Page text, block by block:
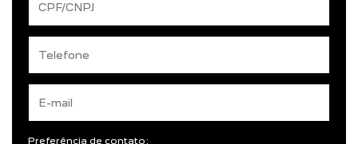
Preferência de contato: